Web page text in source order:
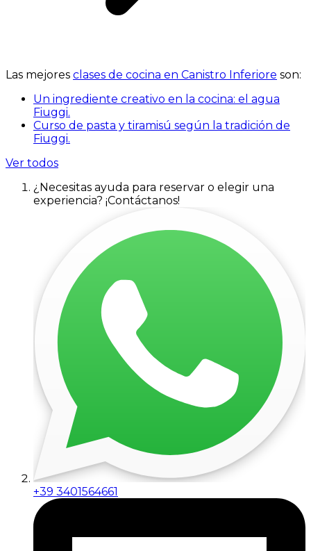
Las mejores clases de cocina en Canistro Inferiore son:
Un ingrediente creativo en la cocina: el agua
Fiuggi.
Curso de pasta y tiramisú según la tradición de
Fiuggi.
Ver todos
¿Necesitas ayuda para reservar o elegir una
experiencia? ¡Contáctanos!
+39 3401564661